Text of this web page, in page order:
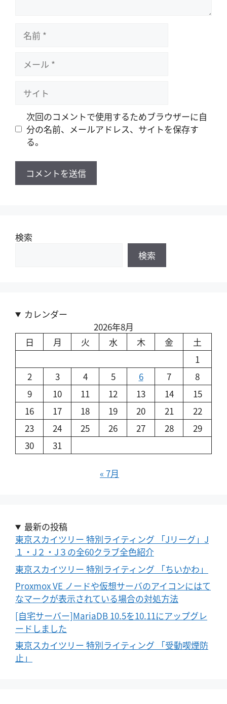
次回のコメントで使用するためブラウザーに自
分の名前、メールアドレス、サイトを保存す
る。
検索
検索
カレンダー
2026年8月
日
月 火 水 木 金
土
1
2
3 4 5 6 7
8
9
10 11 12 13 14
15
16
17 18 19 20 21
22
23
24 25 26 27 28
29
30
31
« 7月
最新の投稿
東京スカイツリー 特別ライティング 「Jリーグ」J
１・J２・J３の全60クラブ全色紹介
東京スカイツリー 特別ライティング 「ちいかわ」
Proxmox VE ノードや仮想サーバのアイコンにはて
なマークが表示されている場合の対処方法
[自宅サーバー]MariaDB 10.5を10.11にアップグレ
ードしました
東京スカイツリー 特別ライティング 「受動喫煙防
止」